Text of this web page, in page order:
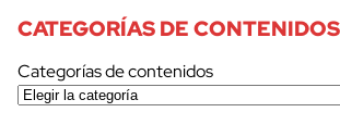
CATEGORÍAS DE CONTENIDOS
Categorías de contenidos